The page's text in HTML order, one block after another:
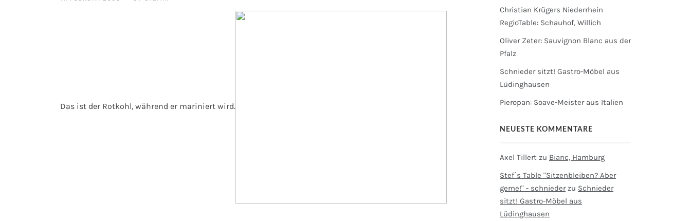
Das ist der Rotkohl, während er mariniert wird.
Christian Krügers Niederrhein
RegioTable: Schauhof, Willich
Oliver Zeter: Sauvignon Blanc aus der
Pfalz
Schnieder sitzt! Gastro-Möbel aus
Lüdinghausen
Pieropan: Soave-Meister aus Italien
NEUESTE KOMMENTARE
Axel Tillert zu Bianc, Hamburg
Stef´s Table "Sitzenbleiben? Aber
gerne!" - schniederzu Schnieder
sitzt! Gastro-Möbel aus
Lüdinghausen